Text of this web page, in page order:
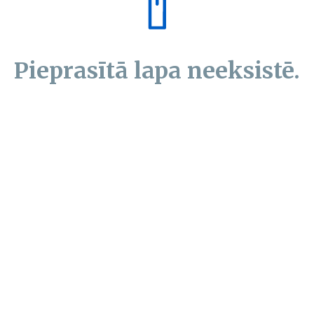
Pieprasītā lapa neeksistē.